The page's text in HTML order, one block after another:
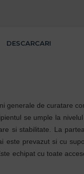
DESCARCARI
generale de curatare
se umple la
si stabilitate. La
prevazut si cu
echipat cu toate